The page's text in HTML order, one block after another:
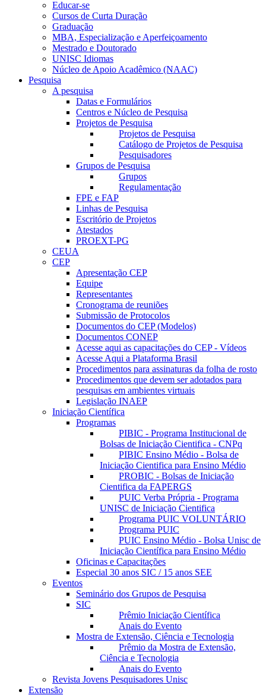
Educar-se
Cursos de Curta Duração
Graduação
MBA, Especialização e Aperfeiçoamento
Mestrado e Doutorado
UNISC Idiomas
Núcleo de Apoio Acadêmico (NAAC)
Pesquisa
A pesquisa
Datas e Formulários
Centros e Núcleo de Pesquisa
Projetos de Pesquisa
Projetos de Pesquisa
Catálogo de Projetos de Pesquisa
Pesquisadores
Grupos de Pesquisa
Grupos
Regulamentação
FPE e FAP
Linhas de Pesquisa
Escritório de Projetos
Atestados
PROEXT-PG
CEUA
CEP
Apresentação CEP
Equipe
Representantes
Cronograma de reuniões
Submissão de Protocolos
Documentos do CEP (Modelos)
Documentos CONEP
Acesse aqui as capacitações do CEP - Vídeos
Acesse Aqui a Plataforma Brasil
Procedimentos para assinaturas da folha de rosto
Procedimentos que devem ser adotados para
pesquisas em ambientes virtuais
Legislação INAEP
Iniciação Científica
Programas
PIBIC - Programa Institucional de
Bolsas de Iniciação Cientifica - CNPq
PIBIC Ensino Médio - Bolsa de
Iniciação Cientifica para Ensino Médio
PROBIC - Bolsas de Iniciação
Cientifica da FAPERGS
PUIC Verba Própria - Programa
UNISC de Iniciação Cientifica
Programa PUIC VOLUNTÁRIO
Programa PUIC
PUIC Ensino Médio - Bolsa Unisc de
Iniciação Científica para Ensino Médio
Oficinas e Capacitações
Especial 30 anos SIC / 15 anos SEE
Eventos
Seminário dos Grupos de Pesquisa
SIC
Prêmio Iniciação Científica
Anais do Evento
Mostra de Extensão, Ciência e Tecnologia
Prêmio da Mostra de Extensão,
Ciência e Tecnologia
Anais do Evento
Revista Jovens Pesquisadores Unisc
Extensão